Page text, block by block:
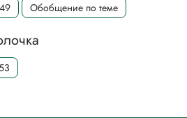
Обобщение по теме